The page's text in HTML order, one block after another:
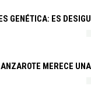
GENÉTICA: ES
MERECE